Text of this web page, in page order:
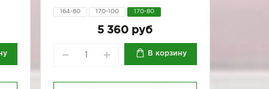
164-80 170-100 170-80
5 360 руб
В корзину